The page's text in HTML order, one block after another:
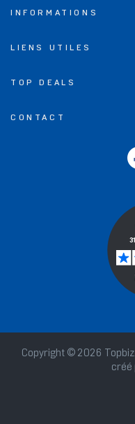
INFORMATIONS
LIENS UTILES
TOP DEALS
CONTACT
Copyright © 2026
créé